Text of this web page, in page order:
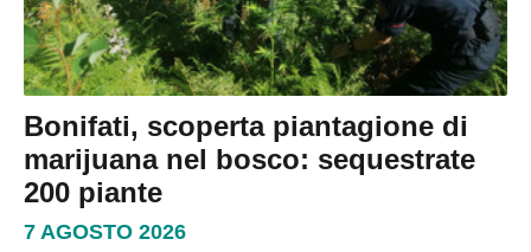
Bonifati, scoperta piantagione di
marijuana nel bosco: sequestrate
200 piante
7 AGOSTO 2026